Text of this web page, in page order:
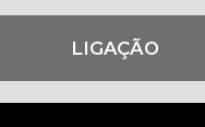
LIGAÇÃO